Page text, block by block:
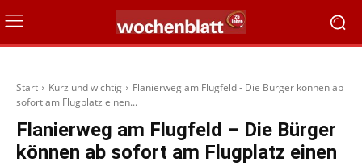
Start Kurz und wichtig
Flanierweg am Flugfeld - Die Bürger können ab
sofort am Flugplatz einen...
Flanierweg am Flugfeld – Die Bürger
können ab sofort am Flugplatz einen